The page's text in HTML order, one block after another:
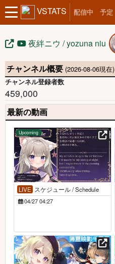
VSTATS 配信中 予定
夜絆ニウ / yozuna niu
チャンネル概要 (2026-08-06現在)
チャンネル登録者数
459,000
最新の動画
Upcoming
LIVE スケジュール / Schedule
04/27 04:27